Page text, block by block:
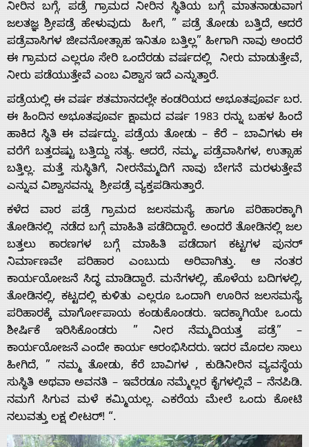
ನೀರಿನ ಬಗ್ಗೆ, ಪಡ್ರೆ ಗ್ರಾಮದ ನೀರಿನ ಸ್ಥಿತಿಯ ಬಗ್ಗೆ ಮಾತನಾಡುವಾಗ
ಜಲತಜ್ಞ ಶ್ರೀಪಡ್ರೆ ಹೇಳುವುದು ಹೀಗೆ, ” ಪಡ್ರೆ ತೋಡು ಬತ್ತಿದೆ, ಆದರೆ
ಪಡ್ರೆವಾಸಿಗಳ ಜೀವನೋತ್ಸಾಹ ಇನಿತೂ ಬತ್ತಿಲ್ಲ” ಹೀಗಾಗಿ ನಾವು ಅಂದರೆ
ಈ ಗ್ರಾಮದ ಎಲ್ಲರೂ ಸೇರಿ ಒಂದೆರಡು ವರ್ಷದಲ್ಲಿ ನೀರು ಮಾಡುತ್ತೇವೆ,
ನೀರು ಪಡೆಯುತ್ತೇವೆ ಎಂಬ ವಿಶ್ವಾಸ ಇದೆ ಎನ್ನುತ್ತಾರೆ.
ಪಡ್ರೆಯಲ್ಲಿ ಈ ವರ್ಷ ಶತಮಾನದಲ್ಲೇ ಕಂಡರಿಯದ ಅಭೂತಪೂರ್ವ ಬರ.
ಈ ಹಿಂದಿನ ಅಭೂತಪೂರ್ವ ಕ್ಷಾಮದ ವರ್ಷ 1983 ರನ್ನು ಬಹಳ ಹಿಂದೆ
ಹಾಕಿದ ಸ್ಥಿತಿ ಈ ವರ್ಷದ್ದು. ಪಡ್ರೆಯ ತೋಡು – ಕೆರೆ – ಬಾವಿಗಳು ಈ
ವರೆಗೆ ಬತ್ತದಷ್ಟು ಬತ್ತಿದ್ದು ಸತ್ಯ. ಆದರೆ, ನಮ್ಮ, ಪಡ್ರೆವಾಸಿಗಳ, ಉತ್ಸಾಹ
ಬತ್ತಿಲ್ಲ. ಮತ್ತೆ ಸುಸ್ಥಿತಿಗೆ, ನೀರನೆಮ್ಮದಿಗೆ ನಾವು ಬೇಗನೆ ಮರಳುತ್ತೇವೆ
ಎನ್ನುವ ವಿಶ್ವಾಸವನ್ನು ಶ್ರೀಪಡ್ರೆ ವ್ಯಕ್ತಪಡಿಸುತ್ತಾರೆ.
ಕಳೆದ ವಾರ ಪಡ್ರೆ ಗ್ರಾಮದ ಜಲಸಮಸ್ಯೆ ಹಾಗೂ ಪರಿಹಾರಕ್ಕಾಗಿ
ತೋಡಿನಲ್ಲಿ ನಡೆದ ಬಗ್ಗೆ ಮಾಹಿತಿ ಪಡೆದಿದ್ದಾರೆ. ಅಂದರೆ ತೋಡಿನಲ್ಲಿ ಜಲ
ಬತ್ತಲು ಕಾರಣಗಳ ಬಗ್ಗೆ ಮಾಹಿತಿ ಪಡೆದಾಗ ಕಟ್ಟಗಳ ಪುನರ್
ನಿರ್ಮಾಣವೇ ಪರಿಹಾರ ಎಂಬುದು ಅರಿವಾಗಿತ್ತು. ಆ ನಂತರ
ಕಾರ್ಯಯೋಜನೆ ಸಿದ್ಧ ಮಾಡಿದ್ದಾರೆ. ಮನೆಗಳಲ್ಲಿ, ಹೊಳೆಯ ಬದಿಗಳಲ್ಲಿ,
ತೋಡಿನಲ್ಲಿ, ಕಟ್ಟದಲ್ಲಿ ಕುಳಿತು ಎಲ್ಲರೂ ಒಂದಾಗಿ ಊರಿನ ಜಲಸಮಸ್ಯೆ
ಪರಿಹಾರಕ್ಕೆ ಮಾರ್ಗೋಪಾಯ ಕಂಡುಕೊಂಡರು. ಇದಕ್ಕಾಗಿಯೇ ಒಂದು
ಶೀರ್ಷಿಕೆ ಇರಿಸಿಕೊಂಡರು ” ನೀರ ನೆಮ್ಮದಿಯತ್ತ ಪಡ್ರೆ” –
ಕಾರ್ಯಯೋಜನೆ ಎಂದೇ ಕಾರ್ಯ ಆರಂಭಿಸಿದರು. ಇದರ ಮೊದಲ ಸಾಲು
ಹೀಗಿದೆ, ” ನಮ್ಮ ತೋಡು, ಕೆರೆ ಬಾವಿಗಳ , ಕುಡಿನೀರಿನ ವ್ಯವಸ್ಥೆಯ
ಸುಸ್ಥಿತಿ ಅಥವಾ ಅವನತಿ – ಇವೆರಡೂ ನಮ್ಮೆಲ್ಲರ ಕೈಗಳಲ್ಲಿವೆ – ನೆನಪಿಡಿ.
ನಮಗೆ ಸಿಗುವ ಮಳೆ ಕಮ್ಮಿಯಲ್ಲ. ಎಕರೆಯ ಮೇಲೆ ಒಂದು ಕೋಟಿ
ನಲುವತ್ತು ಲಕ್ಷ ಲೀಟರ್! “.